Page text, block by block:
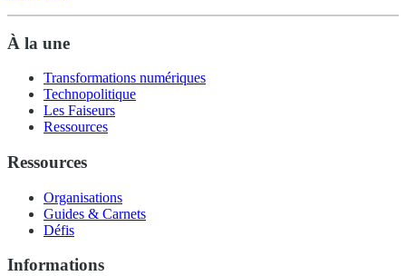
À la une
Transformations numériques
Technopolitique
Les Faiseurs
Ressources
Ressources
Organisations
Guides & Carnets
Défis
Informations